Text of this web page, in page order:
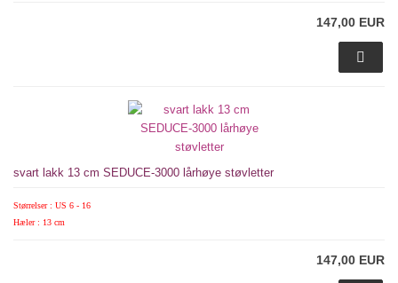
147,00 EUR
svart lakk 13 cm SEDUCE-3000 lårhøye støvletter
Størrelser : US 6 - 16
Hæler : 13 cm
147,00 EUR